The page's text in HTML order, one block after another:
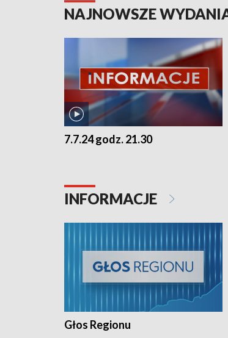
NAJNOWSZE
7.7.24 godz. 21.30
INFORMACJE
Głos Regionu